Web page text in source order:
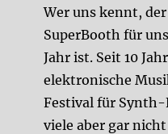
Wer uns kennt,
SuperBooth für
Jahr ist. Seit 10
elektronische
Festival für Synth-
viele aber gar